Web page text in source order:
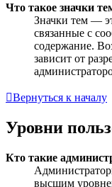
Что такое значки
Значки тем —
связанные с
содержание.
зависит от
Вернуться к началу
Уровни
Кто такие
высшим